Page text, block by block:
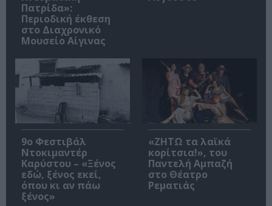
Πατρίδα»:
Περιοδική έκθεση
στο Διαχρονικό
Μουσείο Αίγινας
9ο Φεστιβάλ
Ντοκιμαντέρ
Καρύστου – «Ξένος
εδώ, ξένος εκεί,
όπου κι αν πάω
ξένος»
«ΖΗΤΩ τα λαϊκά
κορίτσια!», του
Παντελή Αμπαζή
στο Θέατρο
Ρεματιάς